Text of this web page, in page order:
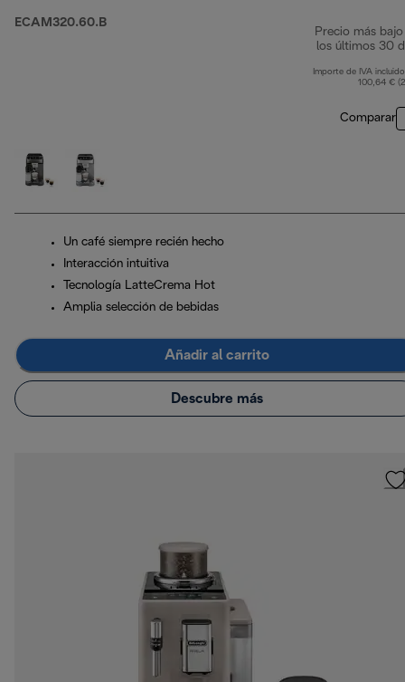
ECAM320.60.B
Precio más bajo
los últimos 30
Importe de IVA
100,64 €
Comparar
Un café siempre recién hecho
Interacción intuitiva
Tecnología LatteCrema Hot
Amplia selección de bebidas
Añadir al carrito
Descubre más